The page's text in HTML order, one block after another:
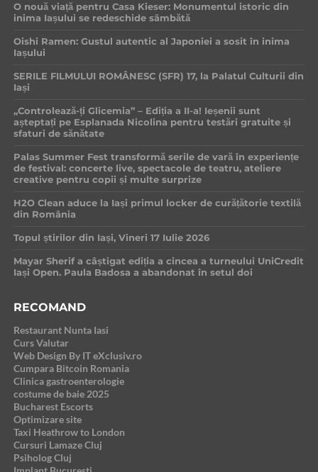
O nouă viață pentru Casa Kieser: Monumentul istoric din
inima Iașului se redeschide sâmbătă
Oishi Ramen: Gustul autentic al Japoniei a sosit în inima
Iașului
SERILE FILMULUI ROMÂNESC (SFR) 17, la Palatul Culturii din
Iași
„Controlează-ți Glicemia” – Ediția a II-a! Ieșenii sunt
așteptați pe Esplanada Nicolina pentru testări gratuite și
sfaturi de sănătate
Palas Summer Fest transformă serile de vară în experiențe
de festival: concerte live, spectacole de teatru, ateliere
creative pentru copii și multe surprize
H2O Clean aduce la Iași primul locker de curățătorie textilă
din România
Topul știrilor din Iași, Vineri 17 Iulie 2026
Mayar Sherif a câștigat ediția a cincea a turneului UniCredit
Iași Open. Paula Badosa a abandonat în setul doi
RECOMAND
Restaurant Nunta Iasi
Curs Valutar
Web Design By IT eXclusiv.ro
Cumpara Bitcoin Romania
Clinica gastroenterologie
costume de baie 2025
Bucharest Escorts
Optimizare site
Taxi Heathrow to London
Cursuri Lamaze Cluj
Psiholog Cluj